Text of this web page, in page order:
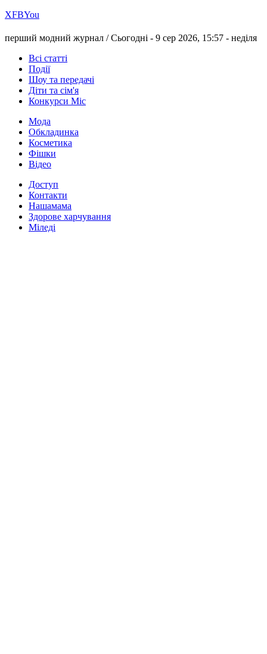
ХFBYou
перший модний журнал /Сьогодні - 9 сер 2026, 15:57 - неділя
Всі статті
Події
Шоу та передачі
Діти та сім'я
Конкурси Міс
Мода
Обкладинка
Косметика
Фішки
Відео
Доступ
Контакти
Нашамама
Здорове харчування
Міледі